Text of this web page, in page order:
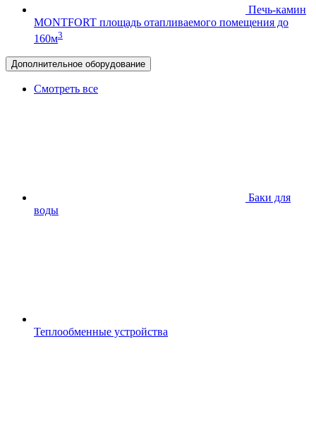
Печь-камин
MONTFORT площадь отапливаемого помещения до
160м3
Дополнительное оборудование
Смотреть все
Баки для
воды
Теплообменные устройства